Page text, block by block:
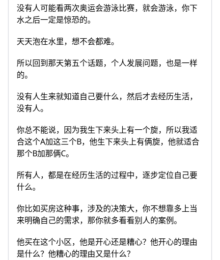
没有人可能看两次奥运会游泳比赛，就会游泳，你下
水之后一定是惊恐的。
天天泡在水里，想不会都难。
所以回到那天第五个话题，个人发展问题，也是一样
的。
没有人生来就知道自己要什么，然后才去经历生活，
没有人。
你总不能说，因为我生下来头上有一个旋，所以我适
合这个A加这三个B，他生下来头上有俩旋，他就适合
那个B加那俩C。
所有人，都是在经历生活的过程中，逐步定位自己要
什么。
你比如买房这种事，涉及的决策大，你不想靠多上当
来明确自己的需求，那你就多看看别人的案例。
他买在这个小区，他是开心还是糟心？他开心的理由
是什么？他糟心的理由又是什么？